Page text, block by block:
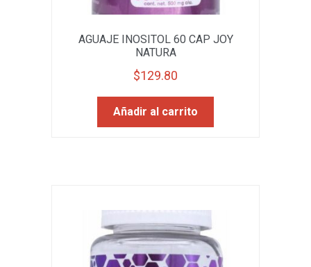
AGUAJE INOSITOL 60 CAP JOY
NATURA
$129.80
Añadir al carrito